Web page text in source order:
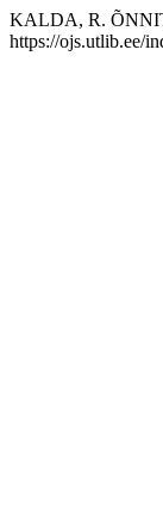
KALDA, R.
https://ojs.utlib.ee/